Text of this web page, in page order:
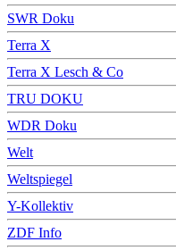
SWR Doku
Terra X
Terra X Lesch & Co
TRU DOKU
WDR Doku
Welt
Weltspiegel
Y-Kollektiv
ZDF Info